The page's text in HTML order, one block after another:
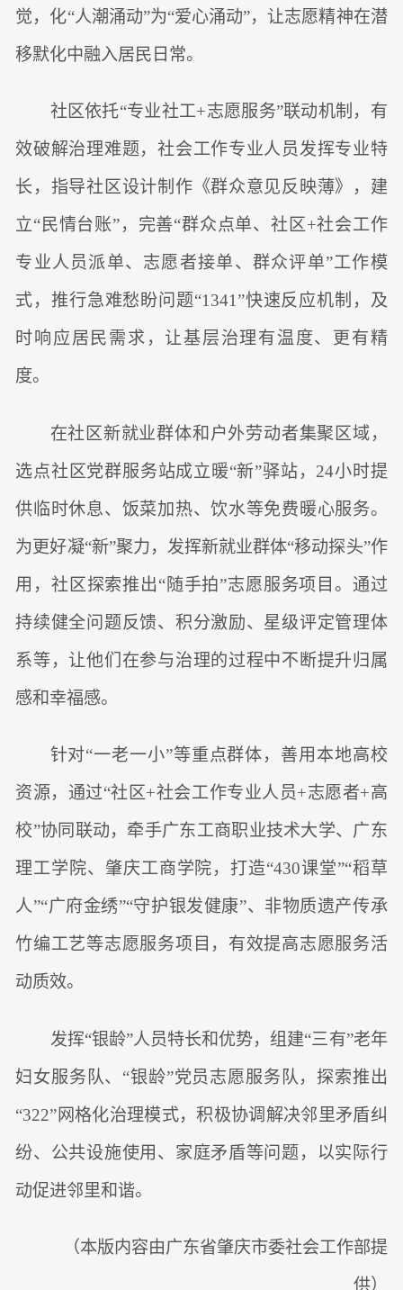
觉，化“人潮涌动”为“爱心涌动”，让志愿精神在潜
移默化中融入居民日常。
社区依托“专业社工+志愿服务”联动机制，有
效破解治理难题，社会工作专业人员发挥专业特
长，指导社区设计制作《群众意见反映薄》，建
立“民情台账”，完善“群众点单、社区+社会工作
专业人员派单、志愿者接单、群众评单”工作模
式，推行急难愁盼问题“1341”快速反应机制，及
时响应居民需求，让基层治理有温度、更有精
度。
在社区新就业群体和户外劳动者集聚区域，
选点社区党群服务站成立暖“新”驿站，24小时提
供临时休息、饭菜加热、饮水等免费暖心服务。
为更好凝“新”聚力，发挥新就业群体“移动探头”作
用，社区探索推出“随手拍”志愿服务项目。通过
持续健全问题反馈、积分激励、星级评定管理体
系等，让他们在参与治理的过程中不断提升归属
感和幸福感。
针对“一老一小”等重点群体，善用本地高校
资源，通过“社区+社会工作专业人员+志愿者+高
校”协同联动，牵手广东工商职业技术大学、广东
理工学院、肇庆工商学院，打造“430课堂”“稻草
人”“广府金绣”“守护银发健康”、非物质遗产传承
竹编工艺等志愿服务项目，有效提高志愿服务活
动质效。
发挥“银龄”人员特长和优势，组建“三有”老年
妇女服务队、“银龄”党员志愿服务队，探索推出
“322”网格化治理模式，积极协调解决邻里矛盾纠
纷、公共设施使用、家庭矛盾等问题，以实际行
动促进邻里和谐。
（本版内容由广东省肇庆市委社会工作部提
供）